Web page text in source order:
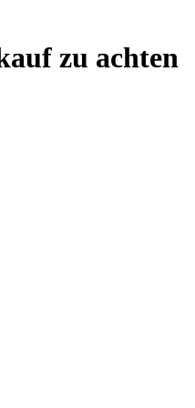
zu achten